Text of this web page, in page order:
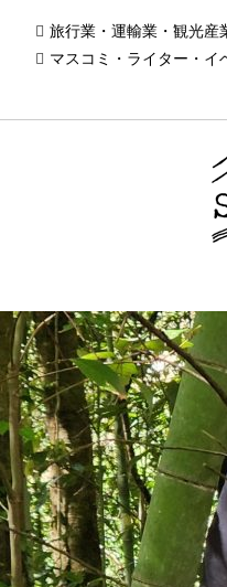
旅行業・運輸業・観光産
マスコミ・ライター・イ